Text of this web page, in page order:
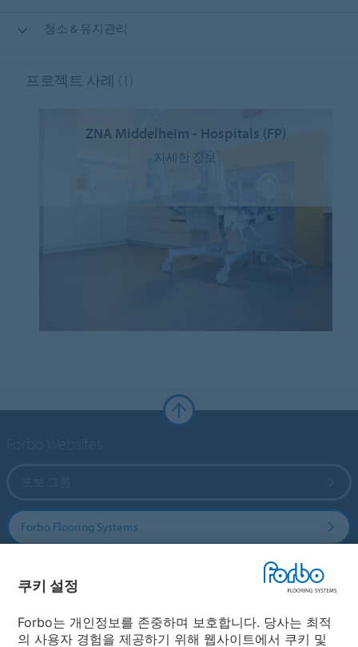
청소 & 유지관리
프로젝트 사례 (1)
ZNA Middelheim - Hospitals (FP)
자세한 정보
Forbo Flooring Systems
쿠키 설정
Forbo는 개인정보를 존중하며 보호합니다. 당사는 최적
의 사용자 경험을 제공하기 위해 웹사이트에서 쿠키 및